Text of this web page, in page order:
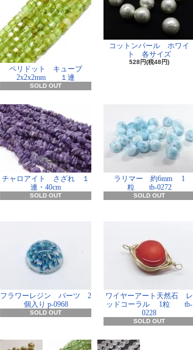
ペリドット キューブ
2x2x2mm １連
SOLD OUT
コットンパール ホワイ
ト 各サイズ
528円(税48円)
チャロアイト さざれ １
連・40cm
SOLD OUT
ラリマー 約6mm 1
粒 tb-0272
SOLD OUT
フラワーレジン パーツ 2
個入り p-0968
SOLD OUT
ワイヤーアート天然石 レ
ッドコーラル 1粒 tb-
0228
SOLD OUT